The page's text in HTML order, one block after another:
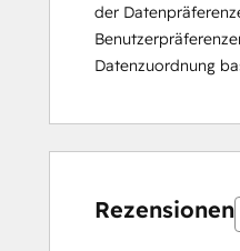
der
Datenzuordnung
Rezensionen